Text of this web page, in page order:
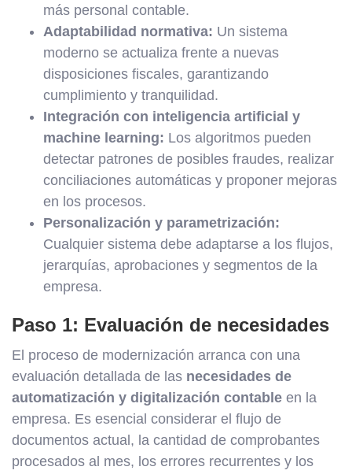
más personal contable.
Adaptabilidad normativa: Un sistema
moderno se actualiza frente a nuevas
disposiciones fiscales, garantizando
cumplimiento y tranquilidad.
Integración con inteligencia artificial y
machine learning: Los algoritmos pueden
detectar patrones de posibles fraudes, realizar
conciliaciones automáticas y proponer mejoras
en los procesos.
Personalización y parametrización:
Cualquier sistema debe adaptarse a los flujos,
jerarquías, aprobaciones y segmentos de la
empresa.
Paso 1: Evaluación de necesidades
El proceso de modernización arranca con una
evaluación detallada de las necesidades de
automatización y digitalización contable en la
empresa. Es esencial considerar el flujo de
documentos actual, la cantidad de comprobantes
procesados al mes, los errores recurrentes y los